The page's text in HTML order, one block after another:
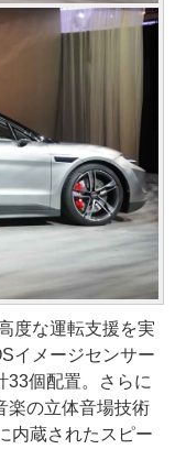
度な運転支援を実
イメージセンサー
33個配置。さらに
楽の立体音場技術
内蔵されたスピー